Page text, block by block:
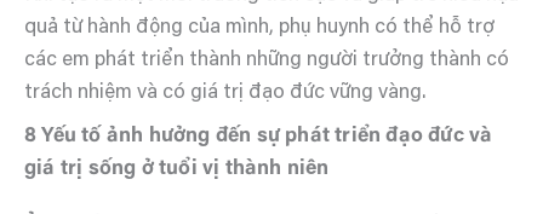
quả từ hành động của mình, phụ huynh có thể hỗ trợ
các em phát triển thành những người trưởng thành có
trách nhiệm và có giá trị đạo đức vững vàng.
8 Yếu tố ảnh hưởng đến sự phát triển đạo đức và
giá trị sống ở tuổi vị thành niên